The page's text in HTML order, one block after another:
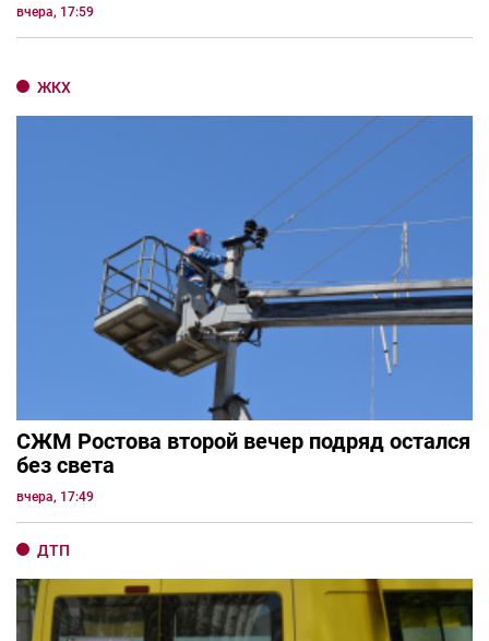
вчера, 17:59
ЖКХ
СЖМ Ростова второй вечер подряд остался
без света
вчера, 17:49
ДТП